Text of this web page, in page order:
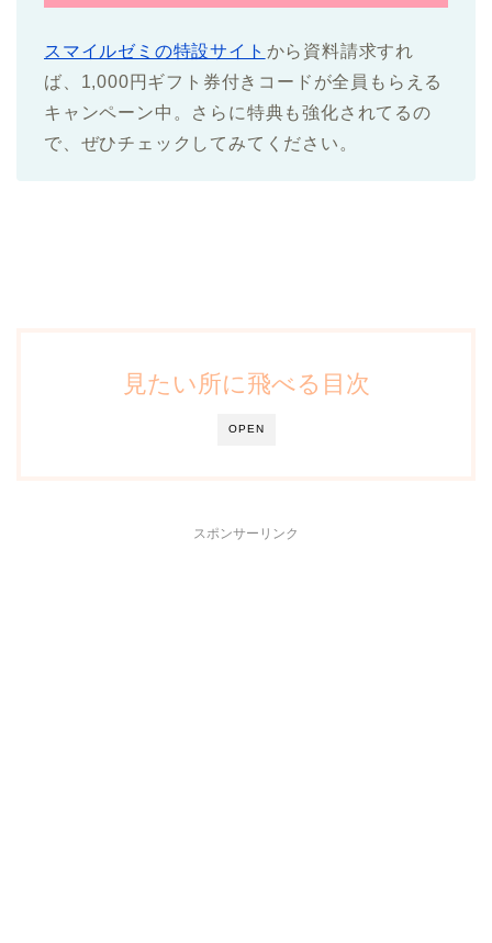
スマイルゼミの特設サイト から資料請求すれ
ば、1,000円ギフト券付きコードが全員もらえる
キャンペーン中。さらに特典も強化されてるの
で、ぜひチェックしてみてください。
OPEN
見たい所に飛べる目次
スポンサーリンク